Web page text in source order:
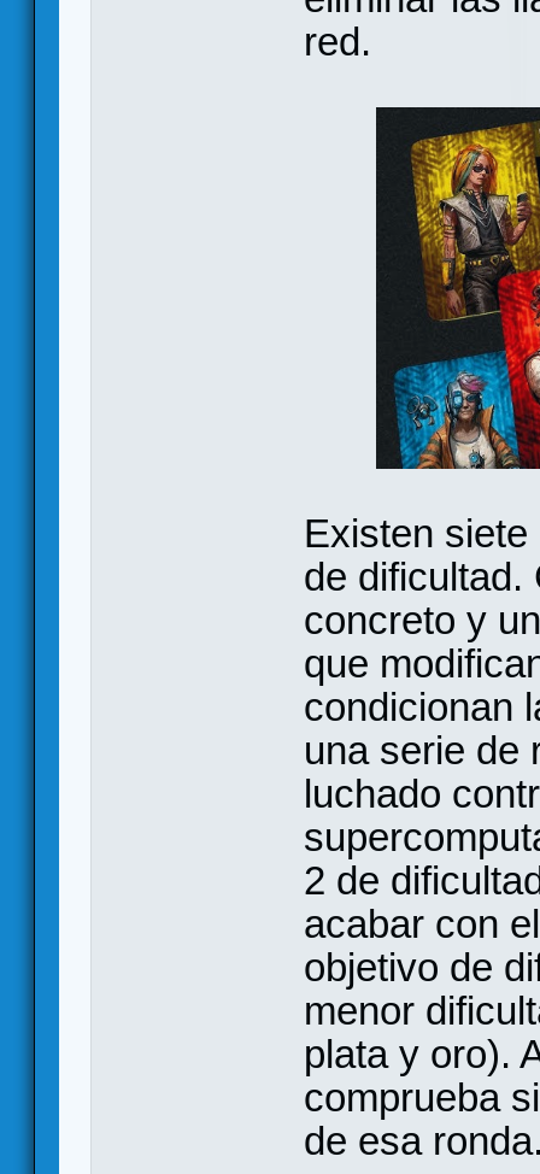
red.
Existen
de dificultad.
concreto y
que
condicionan
una serie de
luchado
2 de
acabar con
objetivo de
menor
plata y oro).
comprueba
de esa